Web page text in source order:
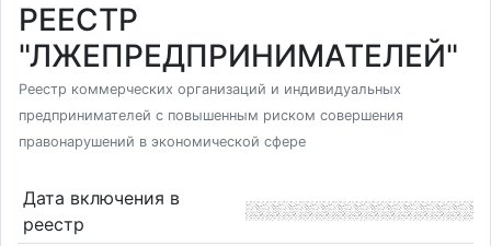
РЕЕСТР
"ЛЖЕПРЕДПРИНИМАТЕЛЕЙ"
Реестр коммерческих организаций и индивидуальных
предпринимателей с повышенным риском совершения
правонарушений в экономической сфере
Дата включения в
реестр